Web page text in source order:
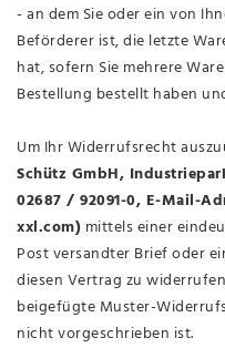
- an dem Sie oder ein von
Beförderer ist, die letzte
hat, sofern Sie mehrere
Bestellung bestellt haben
Um Ihr Widerrufsrecht
Schütz GmbH,
02687 / 92091-0, E-Mail-
xxl.com) mittels einer
Post versandter Brief oder
diesen Vertrag zu
beigefügte Muster-
nicht vorgeschrieben ist.